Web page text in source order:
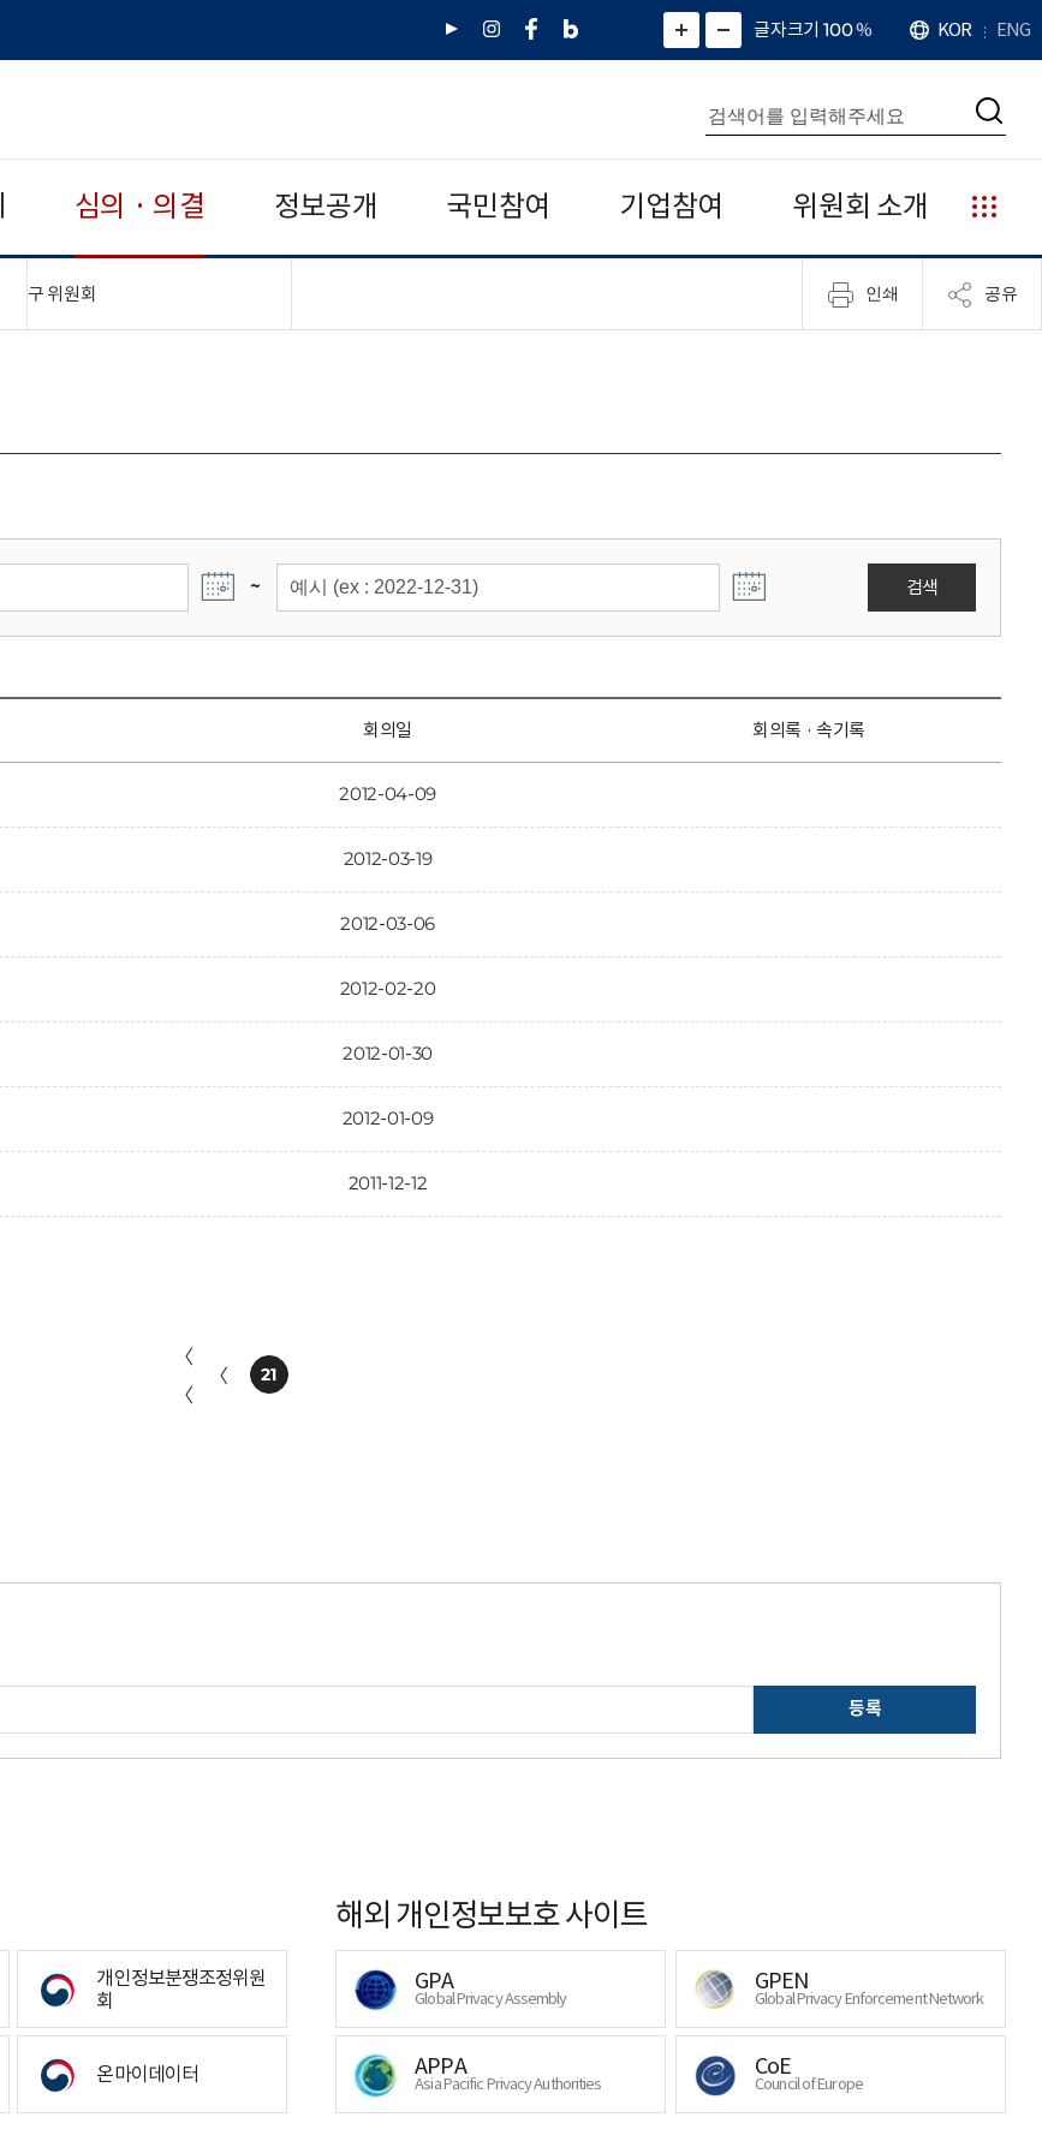
유
인
페
네
그
)
화
면
면
소
확
대
치
글자크기 100%
언
어
KOR ENG
통
합
검
색
검
심의 · 의결 정보공개 국민참여 기업참여 위원회 소개
누
리
집
안
구 위원회 인쇄 공유
~ 검색
회의일 회의록 · 속기록
2012-04-09
2012-03-19
2012-03-06
2012-02-20
2012-01-30
2012-01-09
2011-12-12
〈
〈
〈 21
등록
개인정보분쟁조정위원
회
온마이데이터
해외 개인정보보호 사이트
GPA
Global Privacy Assembly
GPEN
Global Privacy Enforcement Network
APPA
Asia Pacific Privacy Authorities
CoE
Council of Europe